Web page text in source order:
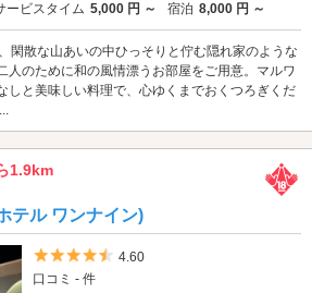
ービスタイム 5,000 円 ～ 宿泊 8,000 円 ～
閑散な山あいの中ひっそりと佇む隠れ家のような
人のために和の風情漂うお部屋をご用意。マルワ
しと美味しい料理で、心ゆくまでおくつろぎくだ
1.9km
テル ワンナイン)
5つ星のうち4.5
4.60
口コミ - 件